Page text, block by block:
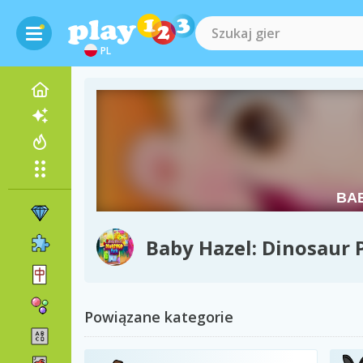
PL
Baby Hazel: Dinosaur
Powiązane kategorie